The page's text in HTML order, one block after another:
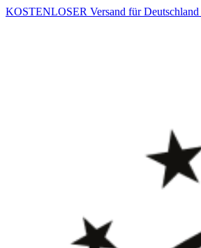
KOSTENLOSER Versand für Deutschland